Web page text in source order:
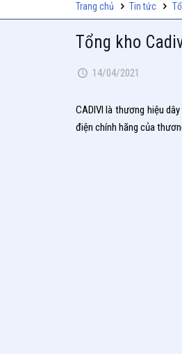
Trang chủ Tin tức
Tổng kho
14/04/2021
CADIVI là thương hiệu
điện chính hãng của